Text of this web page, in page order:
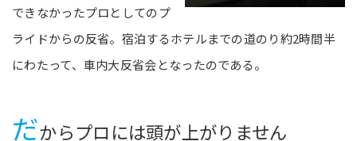
できなかったプロとしてのプ
ライドからの反省。宿泊するホテルまでの道のり約2時間半
にわたって、車内大反省会となったのである。
だからプロには頭が上がりません